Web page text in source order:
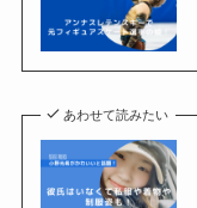
あわせて読みたい